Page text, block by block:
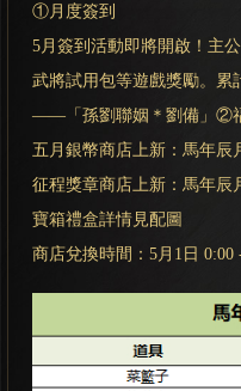
①月度簽到
5月簽到活動即將開啟！主
武將試用包等遊戲獎勵。累
——「孫劉聯姻＊劉備」②
五月銀幣商店上新：馬年辰
征程獎章商店上新：馬年辰
寶箱禮盒詳情見配圖
商店兌換時間：5月1日 0:00